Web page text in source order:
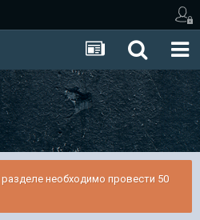
необходимо провести 50